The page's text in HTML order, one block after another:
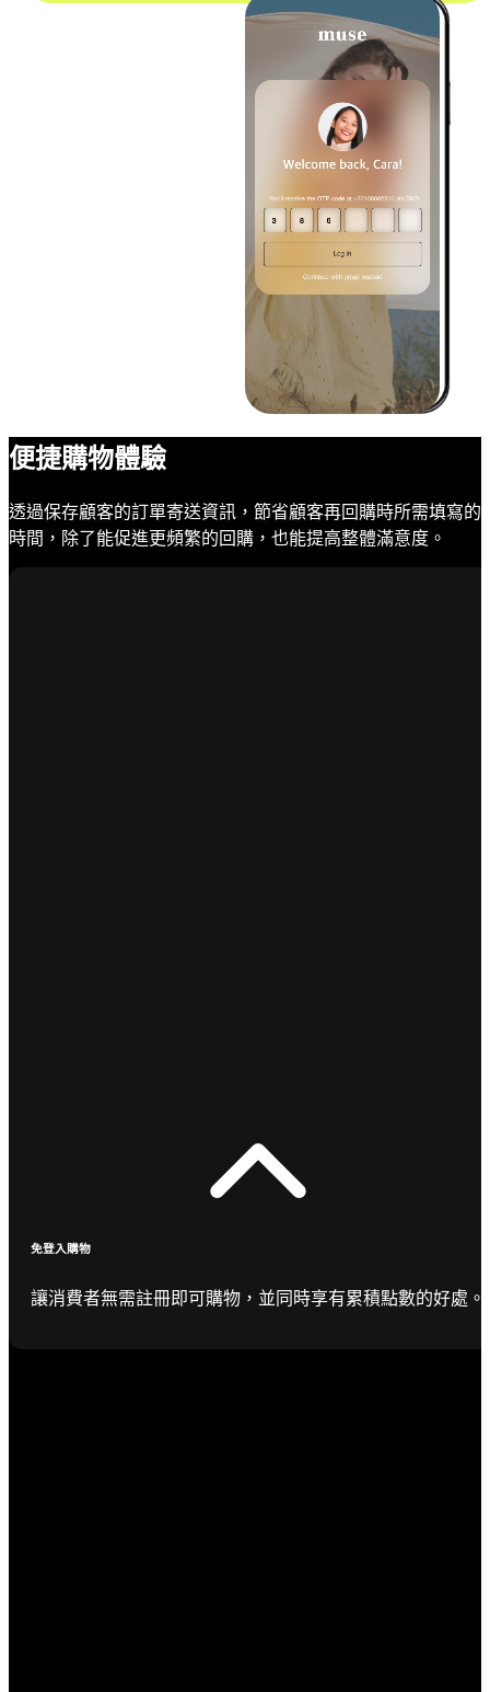
便捷購物體驗
透過保存顧客的訂單寄送資訊，節省顧客再回購時所需填寫的
時間，除了能促進更頻繁的回購，也能提高整體滿意度。
免登入購物
讓消費者無需註冊即可購物，並同時享有累積點數的好處。